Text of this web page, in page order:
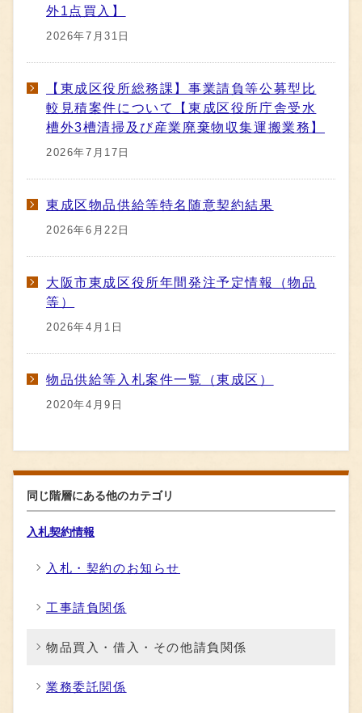
外1点買入】
2026年7月31日
【東成区役所総務課】事業請負等公募型比
較見積案件について【東成区役所庁舎受水
槽外3槽清掃及び産業廃棄物収集運搬業務】
2026年7月17日
東成区物品供給等特名随意契約結果
2026年6月22日
大阪市東成区役所年間発注予定情報（物品
等）
2026年4月1日
物品供給等入札案件一覧（東成区）
2020年4月9日
同じ階層にある他のカテゴリ
入札契約情報
入札・契約のお知らせ
工事請負関係
物品買入・借入・その他請負関係
業務委託関係